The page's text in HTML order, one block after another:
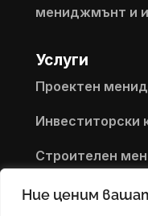
Ние ценим
мениджмънт и
Услуги
Проектен
Инвеститорски
Строителен
Контакти